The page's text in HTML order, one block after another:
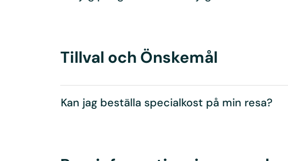
Tillval och Önskemål
Kan jag beställa specialkost på min resa?